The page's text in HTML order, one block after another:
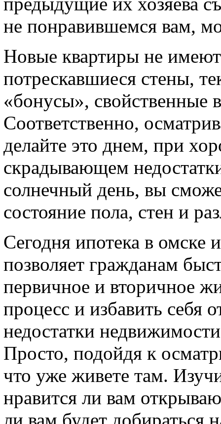
не понравившемся вам,
Новые квартиры не имеют
потрескавшиеся стены,
«бонусы», свойственные
Соответственно,
делайте это днем, при
скрадывающем
солнечный день, вы
состояние пола, стен и
Сегодня ипотека в омске
позволяет гражданам
первичное и вторичное
процесс и избавить себя
недостатки
Просто, подойдя к
что уже живете там.
нравится ли вам
ли вам будет добираться